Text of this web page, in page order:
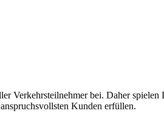
Verkehrsteilnehmer bei. Daher
Kunden erfüllen.